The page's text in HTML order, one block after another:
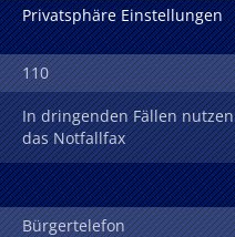
Privatsphäre Einstellungen
110
In dringenden Fällen
das Notfallfax
Bürgertelefon